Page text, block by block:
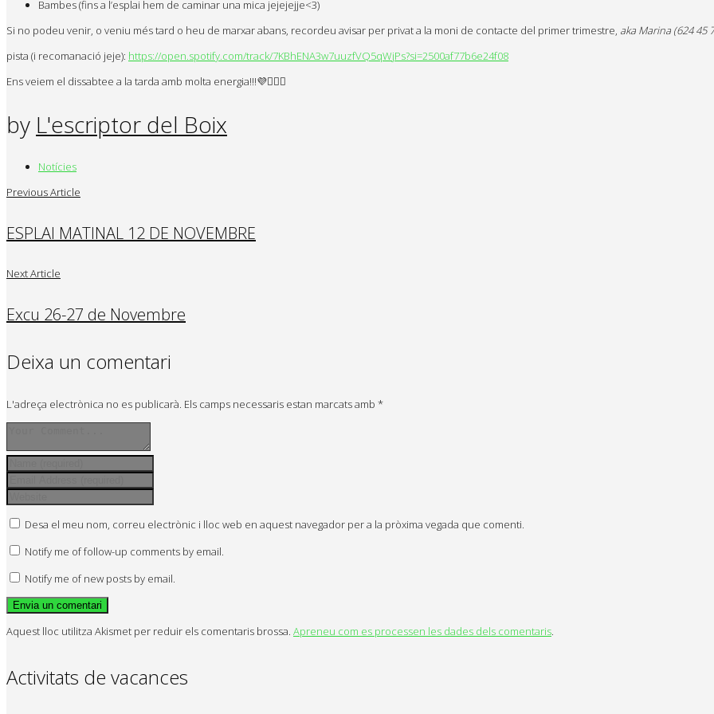
Bambes (fins a l’esplai hem de caminar una mica jejejejje<3)
Si no podeu venir, o veniu més tard o heu de marxar abans, recordeu avisar per privat a la moni de contacte del primer trimestre, aka Marina (624 45
pista (i recomanació jeje): https://open.spotify.com/track/7KBhENA3w7uuzfVQ5qWjPs?si=2500af77b6e24f08
Ens veiem el dissabtee a la tarda amb molta energia!!!💜🧞‍♀️✨
by L'escriptor del Boix
Notícies
Previous Article
ESPLAI MATINAL 12 DE NOVEMBRE
Next Article
Excu 26-27 de Novembre
Deixa un comentari
L'adreça electrònica no es publicarà. Els camps necessaris estan marcats amb *
Desa el meu nom, correu electrònic i lloc web en aquest navegador per a la pròxima vegada que comenti.
Notify me of follow-up comments by email.
Notify me of new posts by email.
Aquest lloc utilitza Akismet per reduir els comentaris brossa. Apreneu com es processen les dades dels comentaris.
Activitats de vacances